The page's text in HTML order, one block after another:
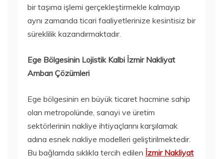
bir taşıma işlemi gerçekleştirmekle kalmayıp
aynı zamanda ticari faaliyetlerinize kesintisiz bir
süreklilik kazandırmaktadır.
Ege Bölgesinin Lojistik Kalbi İzmir Nakliyat
Ambarı Çözümleri
Ege bölgesinin en büyük ticaret hacmine sahip
olan metropolünde, sanayi ve üretim
sektörlerinin nakliye ihtiyaçlarını karşılamak
adına esnek nakliye modelleri geliştirilmektedir.
Bu bağlamda sıklıkla tercih edilen İzmir Nakliyat